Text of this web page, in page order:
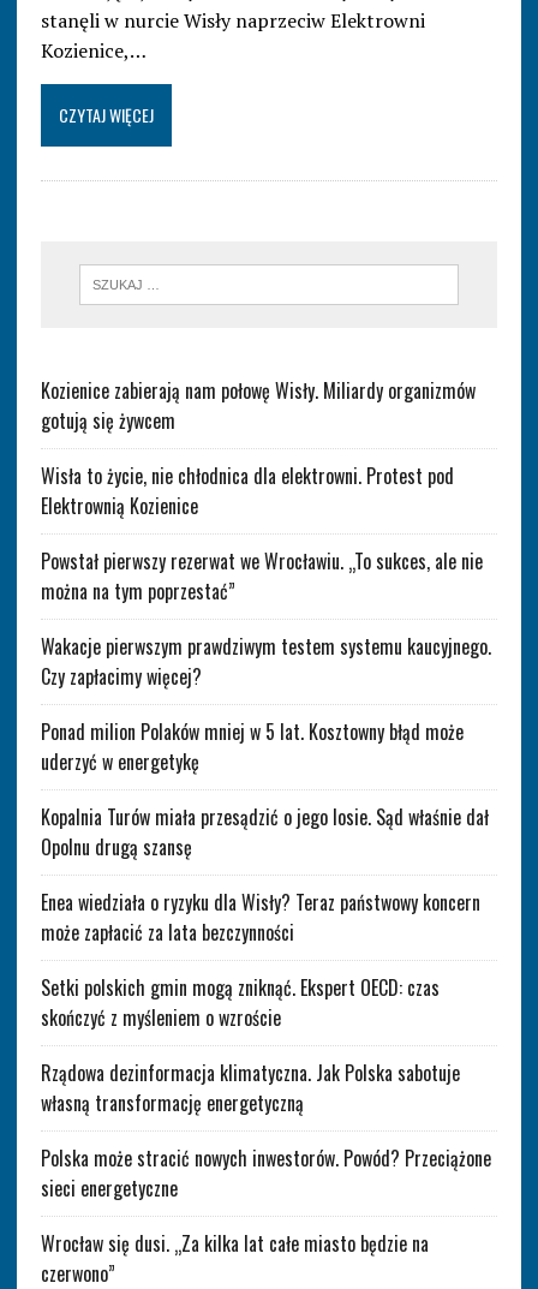
stanęli w nurcie Wisły naprzeciw Elektrowni
Kozienice,…
CZYTAJ WIĘCEJ
Kozienice zabierają nam połowę Wisły. Miliardy organizmów
gotują się żywcem
Wisła to życie, nie chłodnica dla elektrowni. Protest pod
Elektrownią Kozienice
Powstał pierwszy rezerwat we Wrocławiu. „To sukces, ale nie
można na tym poprzestać”
Wakacje pierwszym prawdziwym testem systemu kaucyjnego.
Czy zapłacimy więcej?
Ponad milion Polaków mniej w 5 lat. Kosztowny błąd może
uderzyć w energetykę
Kopalnia Turów miała przesądzić o jego losie. Sąd właśnie dał
Opolnu drugą szansę
Enea wiedziała o ryzyku dla Wisły? Teraz państwowy koncern
może zapłacić za lata bezczynności
Setki polskich gmin mogą zniknąć. Ekspert OECD: czas
skończyć z myśleniem o wzroście
Rządowa dezinformacja klimatyczna. Jak Polska sabotuje
własną transformację energetyczną
Polska może stracić nowych inwestorów. Powód? Przeciążone
sieci energetyczne
Wrocław się dusi. „Za kilka lat całe miasto będzie na
czerwono”